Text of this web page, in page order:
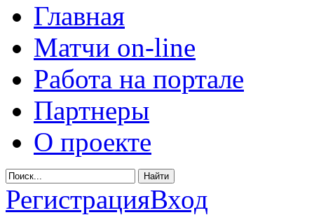
Главная
Матчи on-line
Работа на портале
Партнеры
О проекте
РегистрацияВход